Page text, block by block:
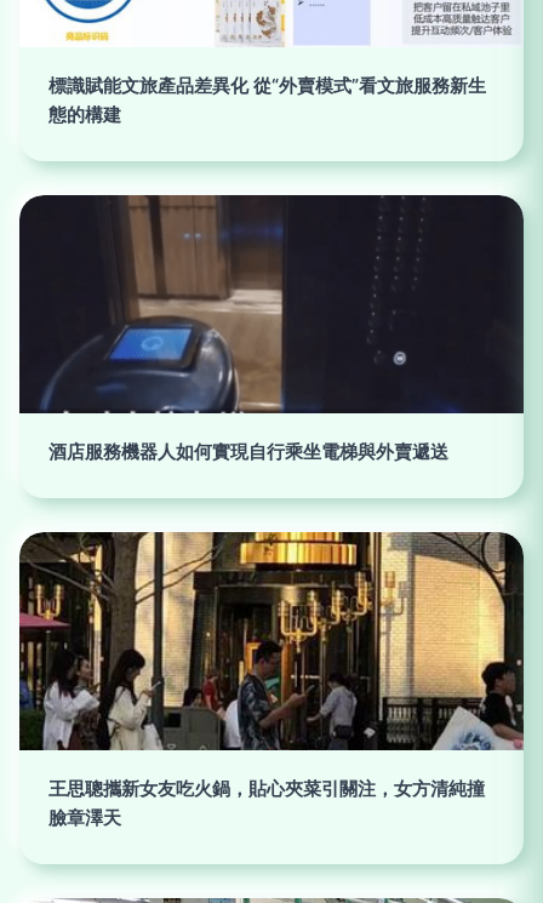
標識賦能文旅產品差異化 從“外賣模式”看文旅服務新生
態的構建
酒店服務機器人如何實現自行乘坐電梯與外賣遞送
王思聰攜新女友吃火鍋，貼心夾菜引關注，女方清純撞
臉章澤天